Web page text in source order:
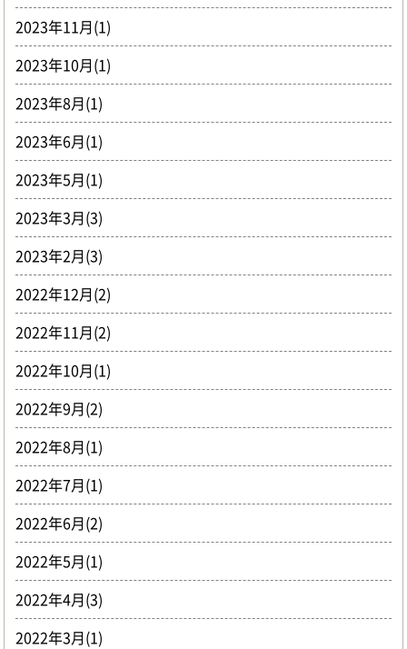
2023年11月(1)
2023年10月(1)
2023年8月(1)
2023年6月(1)
2023年5月(1)
2023年3月(3)
2023年2月(3)
2022年12月(2)
2022年11月(2)
2022年10月(1)
2022年9月(2)
2022年8月(1)
2022年7月(1)
2022年6月(2)
2022年5月(1)
2022年4月(3)
2022年3月(1)